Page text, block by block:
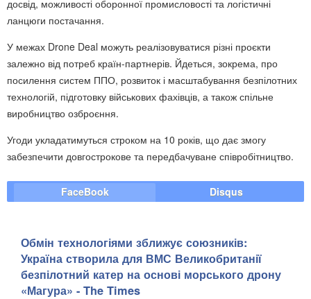
досвід, можливості оборонної промисловості та логістичні
ланцюги постачання.
У межах Drone Deal можуть реалізовуватися різні проєкти
залежно від потреб країн-партнерів. Йдеться, зокрема, про
посилення систем ППО, розвиток і масштабування безпілотних
технологій, підготовку військових фахівців, а також спільне
виробництво озброєння.
Угоди укладатимуться строком на 10 років, що дає змогу
забезпечити довгострокове та передбачуване співробітництво.
FaceBook Disqus
Обмін технологіями зближує союзників:
Україна створила для ВМС Великобританії
безпілотний катер на основі морського дрону
«Магура» - The Times